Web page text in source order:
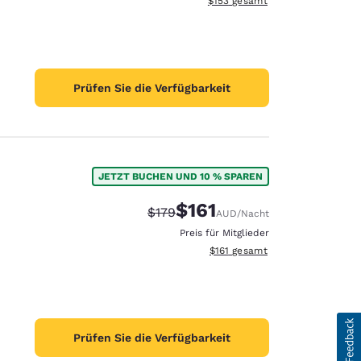
Prüfen Sie die Verfügbarkeit
JETZT BUCHEN UND 10 % SPAREN
Durchgestrichener Preis:
$179Vergünstigter Preis:
$161AUD/Nacht
Preis für Mitglieder
Geschätzte Gesamtdetails
$161 gesamt
Prüfen Sie die Verfügbarkeit